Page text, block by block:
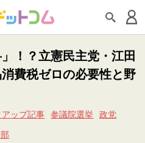
！？立憲民主党・江田
費税ゼロの必要性と野
ップ記事 参議院選挙 政党